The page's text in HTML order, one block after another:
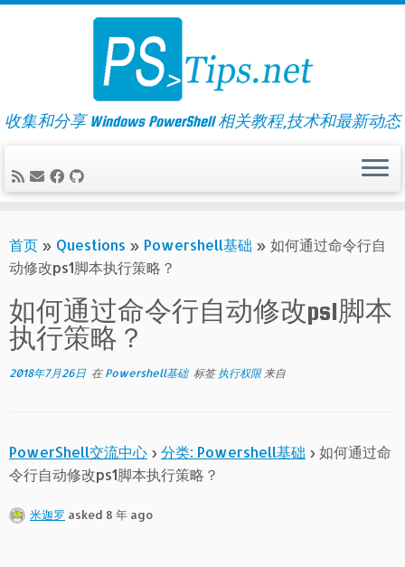
Skip
收集和分享 Windows PowerShell 相关教程,技术和最新动态
首页 » Questions » Powershell基础 » 如何通过命令行自
动修改ps1脚本执行策略？
如何通过命令行自动修改ps1脚本
执行策略？
2018年7月26日 在 Powershell基础 标签执行权限 来自
PowerShell交流中心 › 分类: Powershell基础 › 如何通过命
令行自动修改ps1脚本执行策略？
米迦罗 asked 8 年 ago